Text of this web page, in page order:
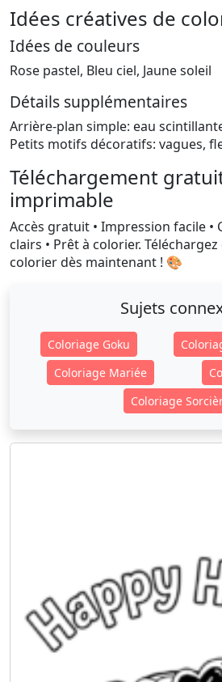
Idées créatives de
Idées de couleurs
Rose pastel, Bleu ciel, Jaune soleil
Détails supplémentaires
Arrière-plan simple: eau
Petits motifs décoratifs: vagues,
Téléchargement
imprimable
Accès gratuit • Impression facile •
clairs • Prêt à colorier.
colorier dès maintenant ! 🎨
Sujets
Coloriage Goku
Coloriage Mariée
Coloriage